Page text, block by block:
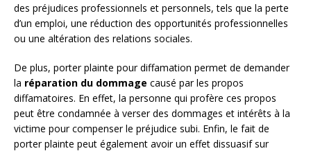
des préjudices professionnels et personnels, tels que la perte
d’un emploi, une réduction des opportunités professionnelles
ou une altération des relations sociales.
De plus, porter plainte pour diffamation permet de demander
la réparation du dommage causé par les propos
diffamatoires. En effet, la personne qui profère ces propos
peut être condamnée à verser des dommages et intérêts à la
victime pour compenser le préjudice subi. Enfin, le fait de
porter plainte peut également avoir un effet dissuasif sur